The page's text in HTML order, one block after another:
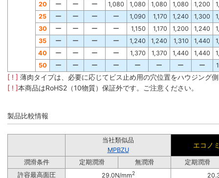
20
ー ー ー 1,080 1,080 1,080 1,080 1,200
25
ー ー ー ー 1,090 1,170 1,240 1,300
30
ー ー ー ー 1,150 1,170 1,200 1,240
35
ー ー ー ー 1,240 1,240 1,310 1,440
40
ー ー ー ー 1,370 1,370 1,440 1,440
50
ー ー ー ー ー ー ー ー
[ ! ] 薄肉タイプは、必要に応じてビス止め用の穴位置をハウジング
[ ! ]本商品はRoHS2（10物質）保証外です。ご注意ください。
製品比較情報
当社類似品
MPBZU
エコノ
潤滑条件 定期潤滑 無潤滑
定期潤滑
許容最高面圧
29.0N/mm2